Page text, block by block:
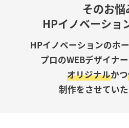
そのお悩
HPイノベーショ
HPイノベーションのホ
プロのWEBデザイナ
オリジナルかつ
制作をさせていた